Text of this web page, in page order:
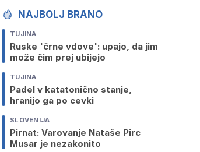
NAJBOLJ BRANO
TUJINA
Ruske 'črne vdove': upajo, da jim
može čim prej ubijejo
TUJINA
Padel v katatonično stanje,
hranijo ga po cevki
SLOVENIJA
Pirnat: Varovanje Nataše Pirc
Musar je nezakonito